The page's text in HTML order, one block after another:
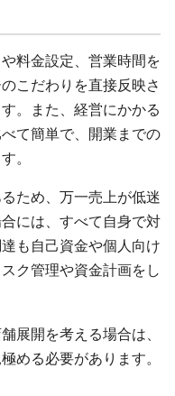
料金設定、営業時間を
こだわりを直接反映さ
。また、経営にかかる
て簡単で、開業までの
。
ため、万一売上が低迷
には、すべて自身で対
も自己資金や個人向け
ク管理や資金計画をし
展開を考える場合は、
める必要があります。